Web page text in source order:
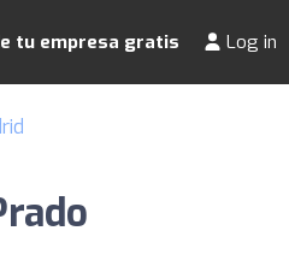
tu empresa gratis Log in